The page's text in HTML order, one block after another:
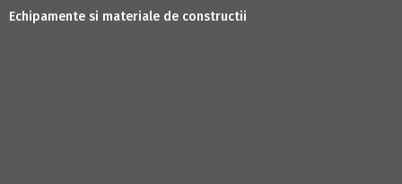
Echipamente si materiale de constructii